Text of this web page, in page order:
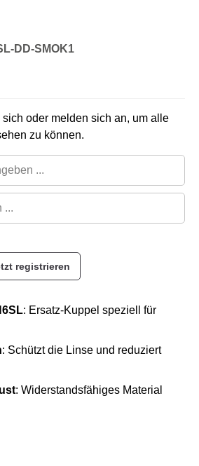
DD-SMOK1
oder melden sich an, um alle
zu können.
registrieren
: Ersatz-Kuppel speziell für
: Schützt die Linse und reduziert
: Widerstandsfähiges Material